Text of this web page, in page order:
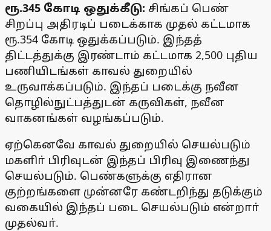
ரூ.345 கோடி ஒதுக்கீடு: சிங்கப் பெண்
சிறப்பு அதிரடிப் படைக்காக முதல் கட்டமாக
ரூ.354 கோடி ஒதுக்கப்படும். இந்தத்
திட்டத்துக்கு இரண்டாம் கட்டமாக 2,500 புதிய
பணியிடங்கள் காவல் துறையில்
உருவாக்கப்படும். இந்தப் படைக்கு நவீன
தொழில்நுட்பத்துடன் கருவிகள், நவீன
வாகனங்கள் வழங்கப்படும்.
ஏற்கெனவே காவல் துறையில் செயல்படும்
மகளிா் பிரிவுடன் இந்தப் பிரிவு இணைந்து
செயல்படும். பெண்களுக்கு எதிரான
குற்றங்களை முன்னரே கண்டறிந்து தடுக்கும்
வகையில் இந்தப் படை செயல்படும் என்றாா்
முதல்வா்.